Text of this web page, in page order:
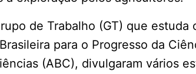
de Trabalho (GT) que estuda
para o Progresso da
(ABC), divulgaram vários